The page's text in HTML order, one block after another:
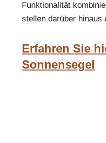
Funktionalität
stellen darüber hinaus
Erfahren Sie
Sonnensegel